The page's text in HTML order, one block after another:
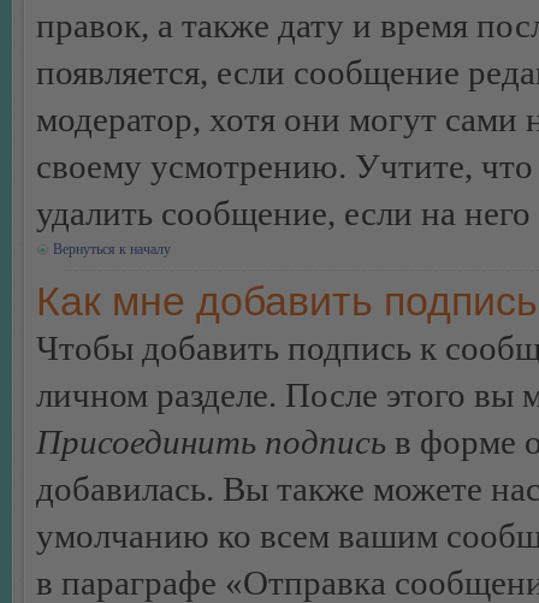
правок, а также дату и время
появляется, если сообщение
модератор, хотя они могут сами
своему усмотрению. Учтите,
удалить сообщение, если на
Вернуться к началу
Как мне добавить
Чтобы добавить подпись к
личном разделе. После этого
Присоединить подпись в форме
добавилась. Вы также можете
умолчанию ко всем вашим
в параграфе «Отправка